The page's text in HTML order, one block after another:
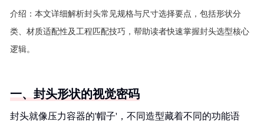
介绍： 本文详细解析封头常见规格与尺寸选择要点，包括形状分
类、材质适配性及工程匹配技巧，帮助读者快速掌握封头选型核心
逻辑。
一、封头形状的视觉密码
封头就像压力容器的'帽子'，不同造型藏着不同的功能语